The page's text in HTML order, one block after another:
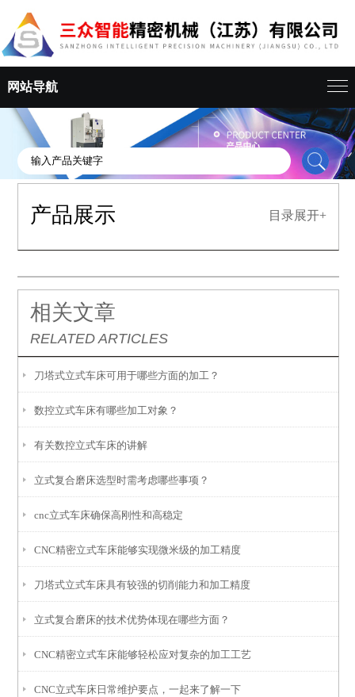
网站导航
产品展示 目录展开+
相关文章
RELATED ARTICLES
刀塔式立式车床可用于哪些方面的加工？
数控立式车床有哪些加工对象？
有关数控立式车床的讲解
立式复合磨床选型时需考虑哪些事项？
cnc立式车床确保高刚性和高稳定
CNC精密立式车床能够实现微米级的加工精度
刀塔式立式车床具有较强的切削能力和加工精度
立式复合磨床的技术优势体现在哪些方面？
CNC精密立式车床能够轻松应对复杂的加工工艺
CNC立式车床日常维护要点，一起来了解一下